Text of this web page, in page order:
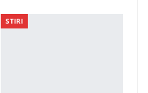
STIRI